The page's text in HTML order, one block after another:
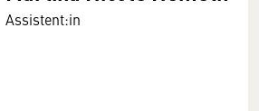
Assistent:in